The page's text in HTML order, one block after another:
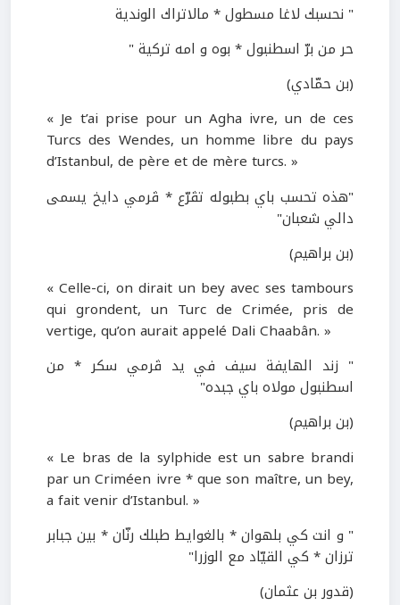
" نحسبك لاغا مسطول * مالاتراك الوندية
حر من برّ اسطنبول * بوه و امه تركية "
(بن حمّادي)
« Je t’ai prise pour un Agha ivre, un de ces
Turcs des Wendes, un homme libre du pays
d’Istanbul, de père et de mère turcs. »
"هذه تحسب باي بطبوله تڤرّع * ڤرمي دايخ يسمى
دالي شعبان"
(بن براهيم)
« Celle-ci, on dirait un bey avec ses tambours
qui grondent, un Turc de Crimée, pris de
vertige, qu’on aurait appelé Dali Chaabân. »
" زند الهايفة سيف في يد ڤرمي سكر * من
اسطنبول مولاه باي جبده"
(بن براهيم)
« Le bras de la sylphide est un sabre brandi
par un Criméen ivre * que son maître, un bey,
a fait venir d’Istanbul. »
" و انت كي بلهوان * بالغوايط طبلك رنّان * بين جبابر
ترزان * كي القيّاد مع الوزرا"
(قدور بن عثمان)